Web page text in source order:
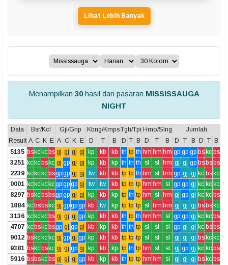
Lihat Lebih Banyak
Menampilkan 30hasil dari pasaran MISSISSAUGA
NIGHT
Data Bsr/Kcl Gjl/Gnp Kbng/KmpsTgh/Tpi Hmo/Slng
Jumlah
Result A C K E A C K E D T B D T B D T B D T B D T
B
5135 bs kc kc bs gj gj gj gj kp kb kb th tp th hm hm hm gp gp gp bs kc bs
3251 kc kc bs kc gj gp gj gj kp kb kp th th th sl sl hm gj gj gp bs bs bs
2239 kc kc kc bsgpgp gj gj tw kb kb tp tp th hm sl hm gp gj gj kc bs kc
0001 kc kc kc kcgpgpgp gj tw tw kb tp tp tp hm hm sl gp gp gj kc kc kc
8297 bs kc bs bsgpgp gj gj kp kb kp tp th tp hm sl hm gj gp gj kc kc bs
1884 kc bs bs kc gj gpgpgp kb tw kp tp tp tp sl hm hm gj gj gj bs bs kc
3136 kc kc kc bs gj gj gj gp kp kb kb th tp th hm hm sl gp gp gj kc kc bs
4707 kc bs kc bsgp gj gp gj kb kp kb th th tp sl sl sl gp gj gj kc bs bs
9012 bs kc kc kc gj gp gj gp kp kb kb tp tp tp sl sl sl gj gj gj bs kc kc
9381 bs kc bs kc gj gj gp gj kp kb kp tp th tp hm sl sl gj gp gj kc kc bs
5916 bs bs kc bs gj gj gj gp kb kp kb th tp tp hm hm sl gj gj gj bs kc bs